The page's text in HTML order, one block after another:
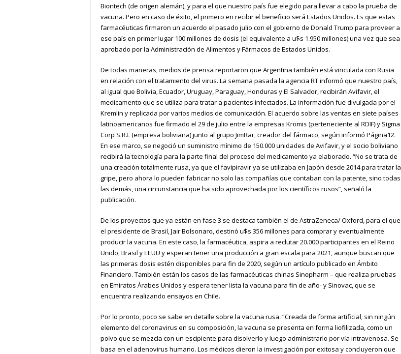
Biontech (de origen alemán), y para el que nuestro país fue elegido para llevar a cabo la prueba de
vacuna. Pero en caso de éxito, el primero en recibir el beneficio será Estados Unidos. Es que estas
farmacéuticas firmaron un acuerdo el pasado julio con el gobierno de Donald Trump para proveer a
ese país en primer lugar 100 millones de dosis (el equivalente a u$s 1.950 millones) una vez que sea
aprobado por la Administración de Alimentos y Fármacos de Estados Unidos.
De todas maneras, medios de prensa reportaron que Argentina también está vinculada con Rusia
en relación con el tratamiento del virus. La semana pasada la agencia RT informó que nuestro país,
al igual que Bolivia, Ecuador, Uruguay, Paraguay, Honduras y El Salvador, recibirán Avifavir, el
medicamento que se utiliza para tratar a pacientes infectados. La información fue divulgada por el
Kremlin y replicada por varios medios de comunicación. El acuerdo sobre las ventas en siete países
latinoamericanos fue firmado el 29 de julio entre la empresas Kromis (perteneciente al RDIF) y Sigma
Corp S.R.L (empresa boliviana) junto al grupo JimRar, creador del fármaco, según informó Página12.
En ese marco, se negoció un suministro mínimo de 150.000 unidades de Avifavir, y el socio boliviano
recibirá la tecnología para la parte final del proceso del medicamento ya elaborado. “No se trata de
una creación totalmente rusa, ya que el favipiravir ya se utilizaba en Japón desde 2014 para tratar la
gripe, pero ahora lo pueden fabricar no solo las compañías que contaban con la patente, sino todas
las demás, una circunstancia que ha sido aprovechada por los científicos rusos”, señaló la
publicación.
De los proyectos que ya están en fase 3 se destaca también el de AstraZeneca/ Oxford, para el que
el presidente de Brasil, Jair Bolsonaro, destinó u$s 356 millones para comprar y eventualmente
producir la vacuna. En este caso, la farmacéutica, aspira a reclutar 20.000 participantes en el Reino
Unido, Brasil y EEUU y esperan tener una producción a gran escala para 2021, aunque buscan que
las primeras dosis estén disponibles para fin de 2020, según un artículo publicado en Ámbito
Financiero. También están los casos de las farmacéuticas chinas Sinopharm – que realiza pruebas
en Emiratos Árabes Unidos y espera tener lista la vacuna para fin de año- y Sinovac, que se
encuentra realizando ensayos en Chile.
Por lo pronto, poco se sabe en detalle sobre la vacuna rusa. “Creada de forma artificial, sin ningún
elemento del coronavirus en su composición, la vacuna se presenta en forma liofilizada, como un
polvo que se mezcla con un escipiente para disolverlo y luego administrarlo por vía intravenosa. Se
basa en el adenovirus humano. Los médicos dieron la investigación por exitosa y concluyeron que